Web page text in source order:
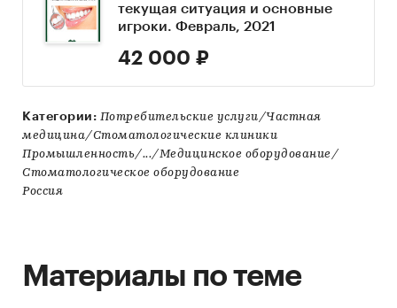
текущая ситуация и основные
игроки. Февраль, 2021
42 000 ₽
Категории: Потребительские услуги/Частная
медицина/Стоматологические клиники
Промышленность/.../Медицинское оборудование/
Стоматологическое оборудование
Россия
Материалы по теме